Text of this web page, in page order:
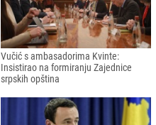
Vučić s ambasadorima Kvinte:
Insistirao na formiranju Zajednice
srpskih opština